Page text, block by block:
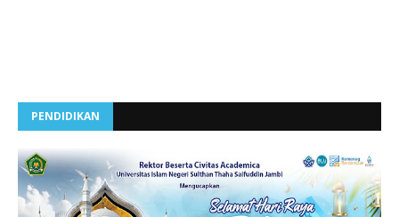
PENDIDIKAN